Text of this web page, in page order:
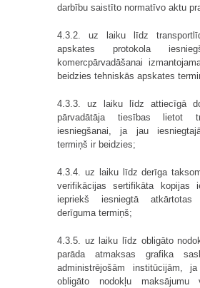
darbību saistīto normatīvo aktu
4.3.2. uz laiku līdz
apskates protokola
komercpārvadāšanai
beidzies tehniskās apskates
4.3.3. uz laiku līdz attiecīgā
pārvadātāja tiesības lietot
iesniegšanai, ja jau
termiņš ir beidzies;
4.3.4. uz laiku līdz derīga
verifikācijas sertifikāta kopijas
iepriekš iesniegtā atkārtotas
derīguma termiņš;
4.3.5. uz laiku līdz obligāto
parāda atmaksas grafika
administrējošām institūcijām,
obligāto nodokļu